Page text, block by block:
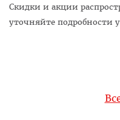
Скидки и акции
уточняйте подробности